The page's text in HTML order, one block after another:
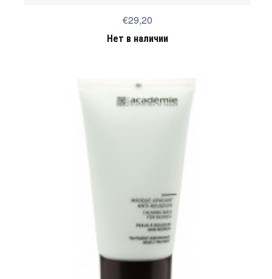
€29,20
Нет в наличии